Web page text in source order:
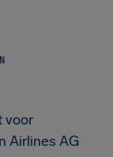
voor
Airlines AG